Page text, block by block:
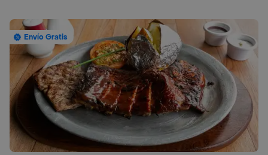
Envío Gratis